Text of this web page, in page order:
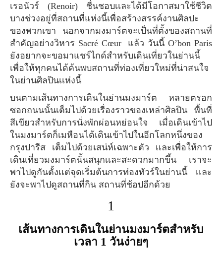
เรอนัวร์ (Renoir) ชื่นชอบเเละได้มีโอกาสมาใช้ชีวิต
บางช่วงอยู่ที่สถานที่แห่งนี้เพื่อสร้างสรรค์งานศิลปะ
ของพวกเขา นอกจากมงมาร์ตจะเป็นที่ตั้งของสถานที่
สำคัญอย่างวิหาร Sacré Cœur แล้ว วันนี้ O’bon Paris
ยังอยากจะขอมาแชร์ไกด์สำหรับเดินเที่ยวในย่านนี้
เพื่อให้ทุกคนได้ค้นพบสถานที่ท่องเที่ยวใหม่ที่น่าสนใจ
ในย่านศิลปินเเห่งนี้
บนตามเส้นทางการเดินในย่านมงมาร์ต หลายตรอก
ซอกถนนนั้นเต็มไปด้วยเรื่องราวของเหล่าศิลปิน พื้นที่
สีเขียวสำหรับการนั่งพักผ่อนหย่อนใจ เมื่อเดินเข้าไป
ในมงมาร์ตก็เมหือนได้เดินเข้าไปในอีกโลกหนึ่งของ
กรุงปารีส เต็มไปด้วยเสน่ห์เฉพาะตัว เเละเพื่อให้การ
เดินเที่ยวมงมาร์ตนั้นสนุกเเละสะดวกมากขึ้น เราจะ
พาไปดูกันตั้งเเต่จุดเริ่มต้นการท่องทัวร์ในย่านนี้ เเละ
ยังจะพาไปดูสถานที่กิน สถานที่ช้อปอีกด้วย
1
เส้นทางการเดินในย่านมงมาร์ตสำหรับ
เวลา 1 วันง่ายๆ